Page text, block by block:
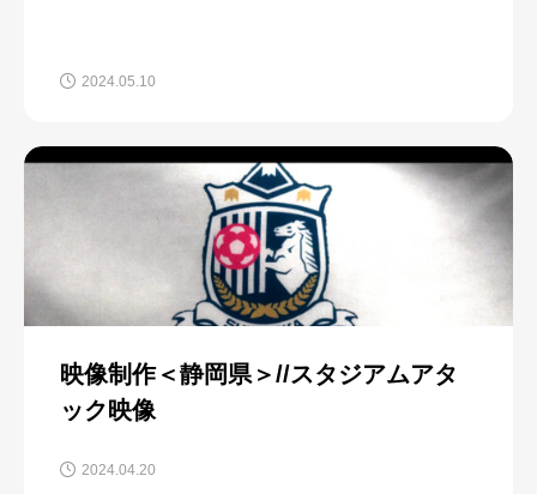
2024.05.10
映像制作＜静岡県＞//スタジアムアタ
ック映像
2024.04.20